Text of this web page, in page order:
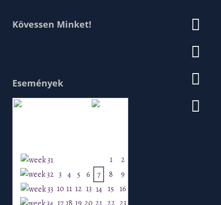
Kövessen Minket!
Események
1
2
3 4 5 6 7 8
9
10 11 12 13 14 15 16